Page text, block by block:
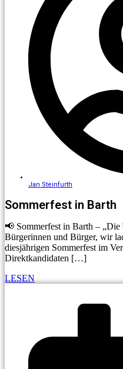
Jan Steinfurth
Sommerfest in Barth
📢 Sommerfest in Barth –
Bürgerinnen und Bürger, wir
diesjährigen Sommerfest im
Direktkandidaten […]
LESEN